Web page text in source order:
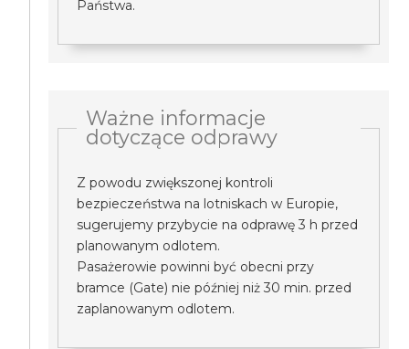
Państwa.
Ważne informacje
dotyczące odprawy
Z powodu zwiększonej kontroli
bezpieczeństwa na lotniskach w Europie,
sugerujemy przybycie na odprawę 3 h przed
planowanym odlotem.
Pasażerowie powinni być obecni przy
bramce (Gate) nie później niż 30 min. przed
zaplanowanym odlotem.